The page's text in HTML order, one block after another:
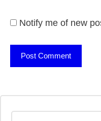
Notify me of new